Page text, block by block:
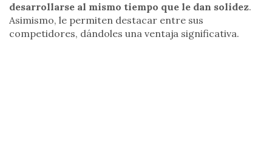
desarrollarse al mismo tiempo que le dan solidez.
Asimismo, le permiten destacar entre sus
competidores, dándoles una ventaja significativa.